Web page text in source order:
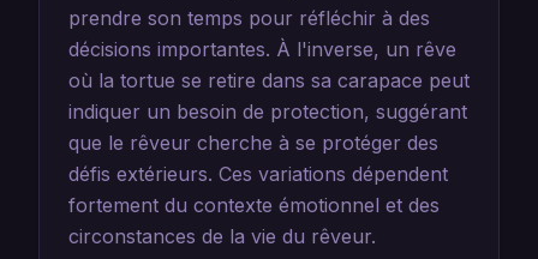
prendre son temps pour réfléchir à des
décisions importantes. À l'inverse, un rêve
où la tortue se retire dans sa carapace peut
indiquer un besoin de protection, suggérant
que le rêveur cherche à se protéger des
défis extérieurs. Ces variations dépendent
fortement du contexte émotionnel et des
circonstances de la vie du rêveur.